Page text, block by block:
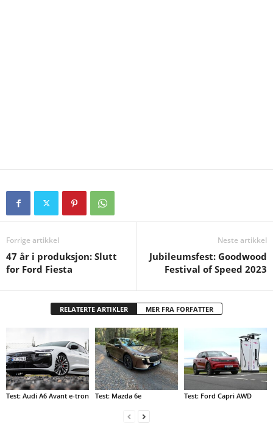
Forrige artikkel
47 år i produksjon: Slutt
for Ford Fiesta
Neste artikkel
Jubileumsfest: Goodwood
Festival of Speed 2023
RELATERTE ARTIKLER MER FRA FORFATTER
Test: Audi A6 Avant e-tron Test: Mazda 6e Test: Ford Capri AWD